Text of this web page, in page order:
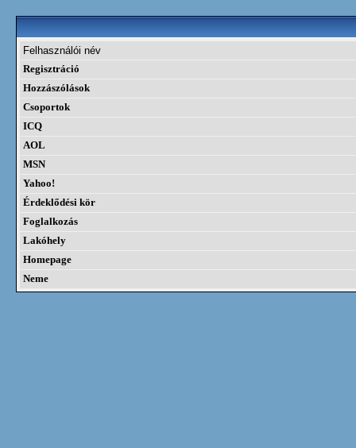
Felhasználói név
Regisztráció
Hozzászólások
Csoportok
ICQ
AOL
MSN
Yahoo!
Érdeklődési kör
Foglalkozás
Lakóhely
Homepage
Neme